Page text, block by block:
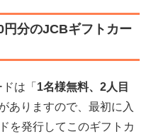
分のJCBギフトカー
は「 1名様無料、2人目
ありますので、最初に入
を発行してこのギフトカ